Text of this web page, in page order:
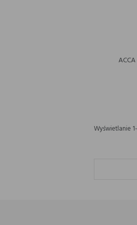
Wyświetlanie